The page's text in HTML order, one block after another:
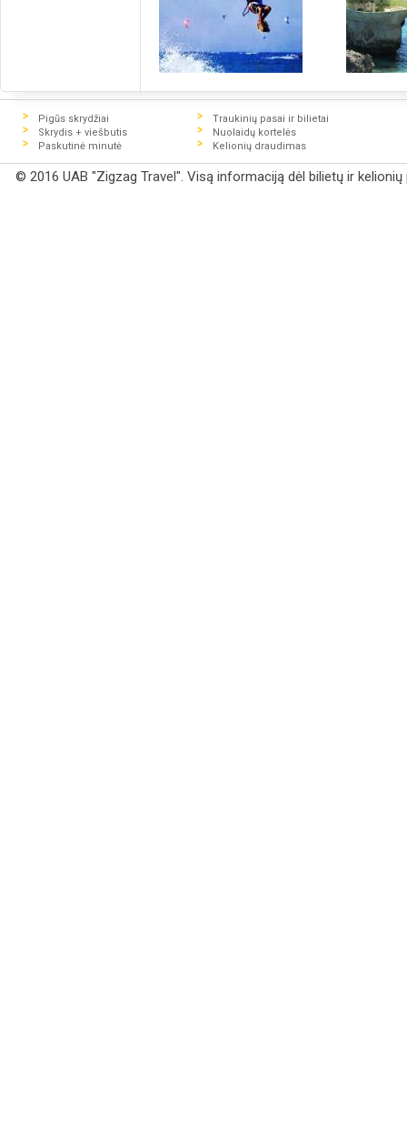
Pigūs skrydžiai
Skrydis + viešbutis
Paskutinė minutė
Traukinių pasai ir bilietai
Nuolaidų kortelės
Kelionių draudimas
© 2016 UAB "Zigzag Travel". Visą informaciją dėl bilietų ir